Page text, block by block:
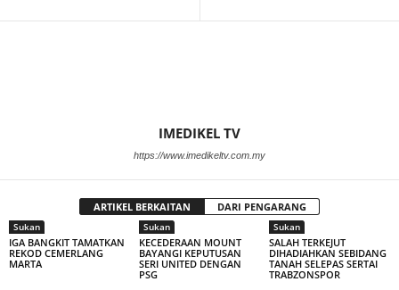
IMEDIKEL TV
https://www.imedikeltv.com.my
ARTIKEL BERKAITAN DARI PENGARANG
Sukan
IGA BANGKIT TAMATKAN
REKOD CEMERLANG
MARTA
Sukan
KECEDERAAN MOUNT
BAYANGI KEPUTUSAN
SERI UNITED DENGAN
PSG
Sukan
SALAH TERKEJUT
DIHADIAHKAN SEBIDANG
TANAH SELEPAS SERTAI
TRABZONSPOR